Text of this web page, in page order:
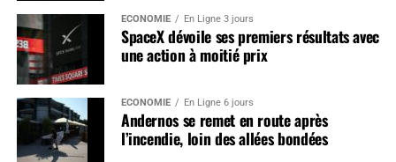
ÉCONOMIE En Ligne 3 jours
SpaceX dévoile ses premiers résultats avec
une action à moitié prix
ÉCONOMIE En Ligne 6 jours
Andernos se remet en route après
l’incendie, loin des allées bondées